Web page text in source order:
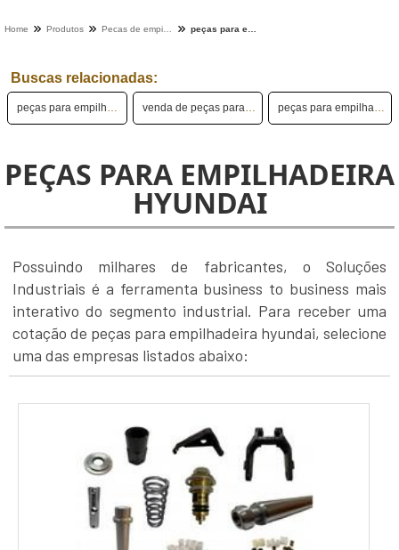
Home Produtos
Buscas relacionadas:
peças para empilhadeira usada venda de peças para empilhadeira peças para empilhadeira manual
PEÇAS PARA EMPILHADEIRA
HYUNDAI
Possuindo milhares de fabricantes, o Soluções
Industriais é a ferramenta business to business mais
interativo do segmento industrial. Para receber uma
cotação de peças para empilhadeira hyundai, selecione
uma das empresas listados abaixo: